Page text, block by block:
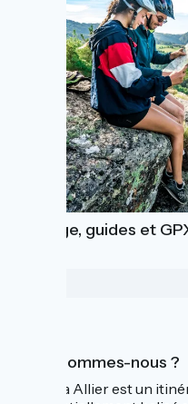
Balisage, guides et
Qui sommes-nous ?
La Via Allier est un